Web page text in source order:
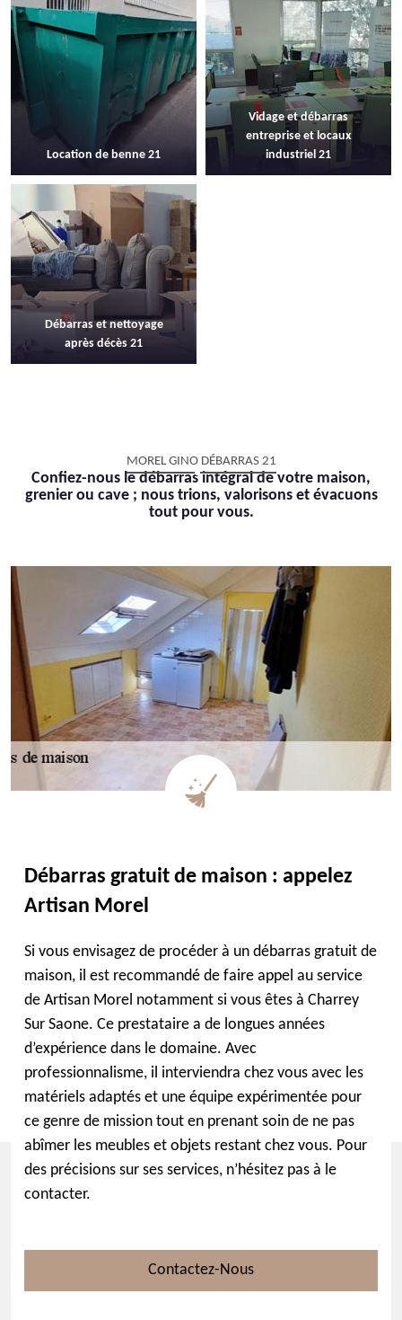
Location de benne 21
Vidage et débarras
entreprise et locaux
industriel 21
Débarras et nettoyage
après décès 21
MOREL GINO DÉBARRAS 21
Confiez-nous le débarras intégral de votre maison,
grenier ou cave ; nous trions, valorisons et évacuons
tout pour vous.
Débarras gratuit de maison : appelez
Artisan Morel
Si vous envisagez de procéder à un débarras gratuit de
maison, il est recommandé de faire appel au service
de Artisan Morel notamment si vous êtes à Charrey
Sur Saone. Ce prestataire a de longues années
d’expérience dans le domaine. Avec
professionnalisme, il interviendra chez vous avec les
matériels adaptés et une équipe expérimentée pour
ce genre de mission tout en prenant soin de ne pas
abîmer les meubles et objets restant chez vous. Pour
des précisions sur ses services, n’hésitez pas à le
contacter.
Contactez-Nous